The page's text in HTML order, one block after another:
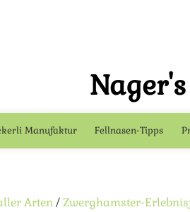
Manufaktur Fellnasen-Tipps
Arten/Zwerghamster-